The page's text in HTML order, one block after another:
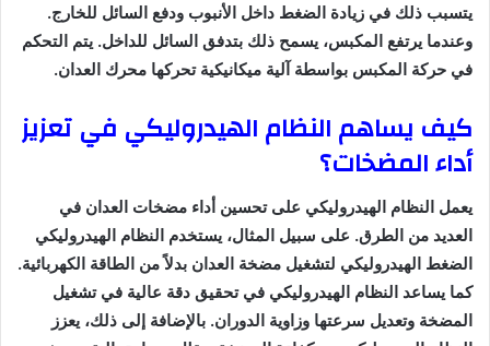
يتسبب ذلك في زيادة الضغط داخل الأنبوب ودفع السائل للخارج.
وعندما يرتفع المكبس، يسمح ذلك بتدفق السائل للداخل. يتم التحكم
في حركة المكبس بواسطة آلية ميكانيكية تحركها محرك العدان.
كيف يساهم النظام الهيدروليكي في تعزيز
أداء المضخات؟
يعمل النظام الهيدروليكي على تحسين أداء مضخات العدان في
العديد من الطرق. على سبيل المثال، يستخدم النظام الهيدروليكي
الضغط الهيدروليكي لتشغيل مضخة العدان بدلاً من الطاقة الكهربائية.
كما يساعد النظام الهيدروليكي في تحقيق دقة عالية في تشغيل
المضخة وتعديل سرعتها وزاوية الدوران. بالإضافة إلى ذلك، يعزز